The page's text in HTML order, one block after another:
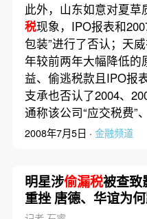
此外，山东如意对夏草
税现象，IPO报表和
包装”进行了否认；天
年较前两年大幅降低的
益、偷逃税款且IPO报
支承也否认了2004、
通称该公司“应交税费
2008年7月5日 · 金融频道
明星涉偷漏税被查致
重挫 唐德、华谊为何